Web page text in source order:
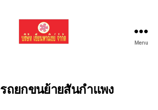
รถ
แบค
Menu
รถยกขนย้ายสันกำแพง